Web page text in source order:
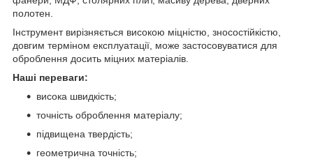
полотен.
Інструмент вирізняється високою міцністю, зносостійкістю,
довгим терміном експлуатації, може застосовуватися для
оброблення досить міцних матеріалів.
Наші переваги:
висока швидкість;
точність оброблення матеріалу;
підвищена твердість;
геометрична точність;